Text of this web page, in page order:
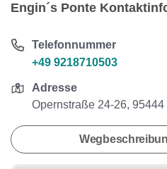
Engin´s Ponte
Telefonnummer
+49 9218710503
Adresse
Opernstraße 24-26, 95444